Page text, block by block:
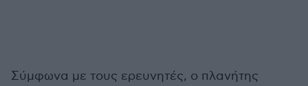
Σύμφωνα με τους ερευνητές, ο πλανήτης